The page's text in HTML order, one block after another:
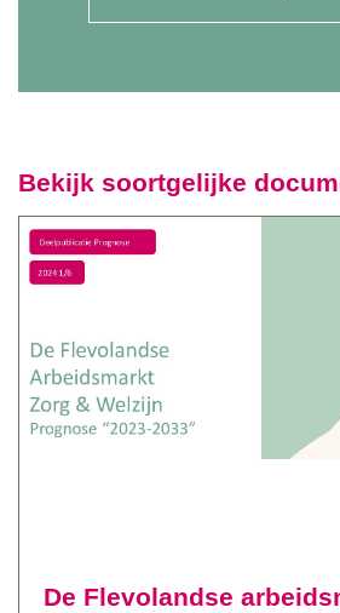
Bekijk soortgelijke
De Flevolandse